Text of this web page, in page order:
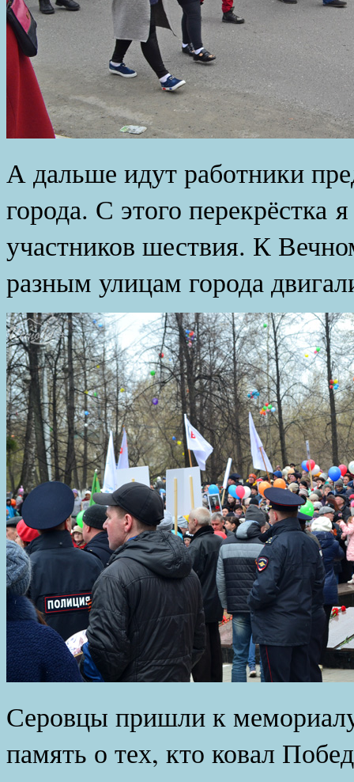
А дальше идут работники
города. С этого перекрёстка
участников шествия. К
разным улицам города
Серовцы пришли к
память о тех, кто ковал